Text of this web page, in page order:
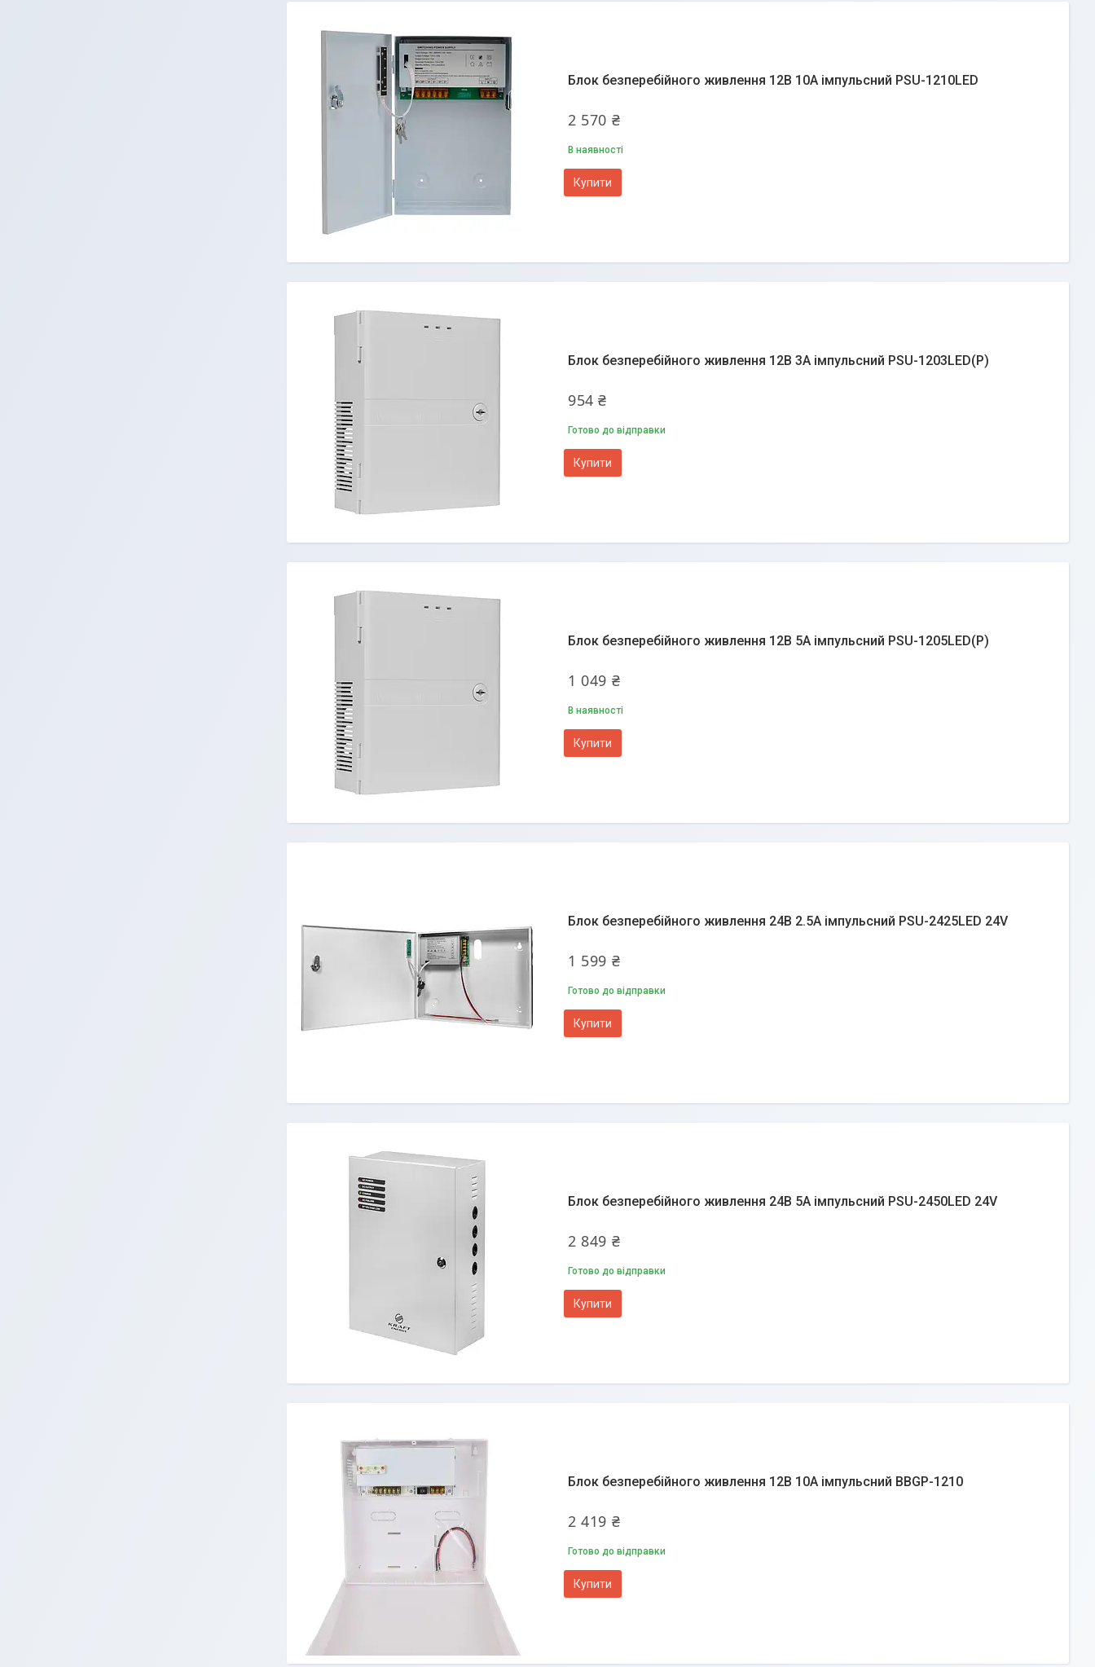
Блок безперебійного живлення 12В 10А імпульсний PSU-1210LED
2 570 ₴
В наявності
Купити
Блок безперебійного живлення 12В 3А імпульсний PSU-1203LED(P)
954 ₴
Готово до відправки
Купити
Блок безперебійного живлення 12В 5А імпульсний PSU-1205LED(P)
1 049 ₴
В наявності
Купити
Блок безперебійного живлення 24В 2.5А імпульсний PSU-2425LED 24V
1 599 ₴
Готово до відправки
Купити
Блок безперебійного живлення 24В 5А імпульсний PSU-2450LED 24V
2 849 ₴
Готово до відправки
Купити
Блок безперебійного живлення 12В 10А імпульсний BBGP-1210
2 419 ₴
Готово до відправки
Купити